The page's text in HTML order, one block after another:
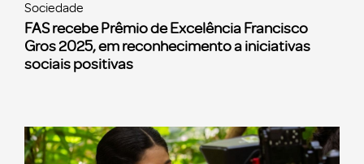
Sociedade
FAS recebe Prêmio de Excelência Francisco
Gros 2025, em reconhecimento a iniciativas
sociais positivas